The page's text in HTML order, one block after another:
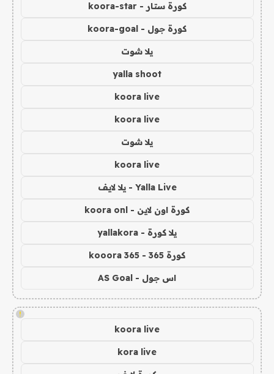
كورة ستار - koora-star
كورة جول - koora-goal
يلا شوت
yalla shoot
koora live
koora live
يلا شوت
koora live
Yalla Live - يلا لايف
كورة اون لاين - koora onl
يلا كورة - yallakora
كورة 365 - kooora 365
اس جول - AS Goal
!
koora live
kora live